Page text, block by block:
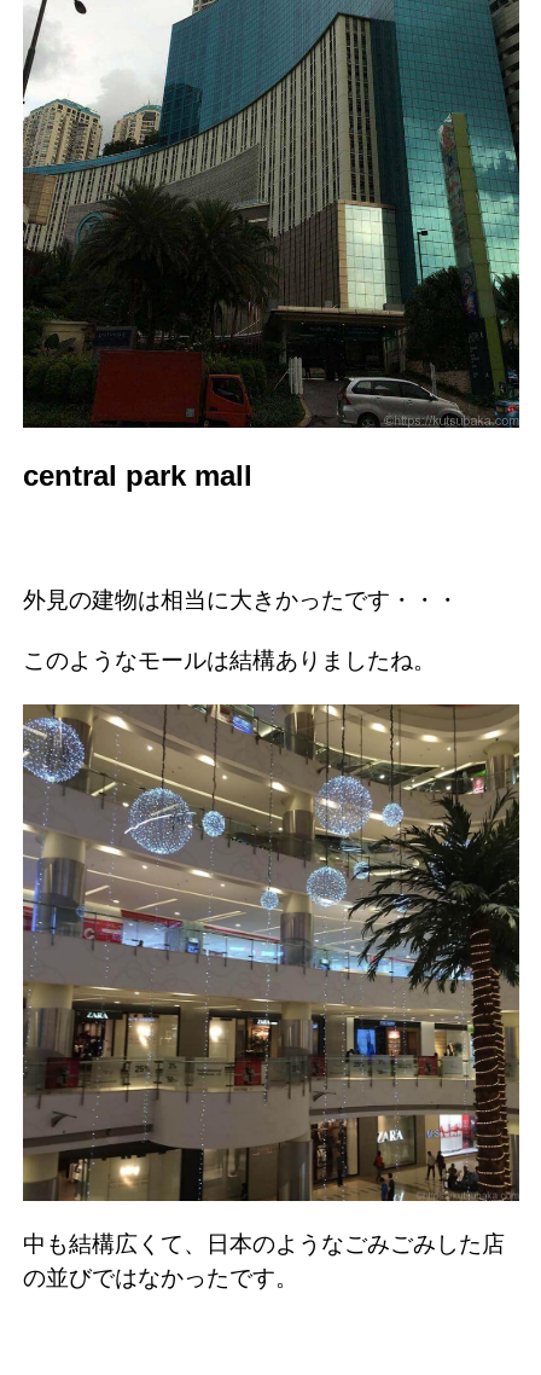
central park mall
外見の建物は相当に大きかったです・・・
このようなモールは結構ありましたね。
中も結構広くて、日本のようなごみごみした店
の並びではなかったです。